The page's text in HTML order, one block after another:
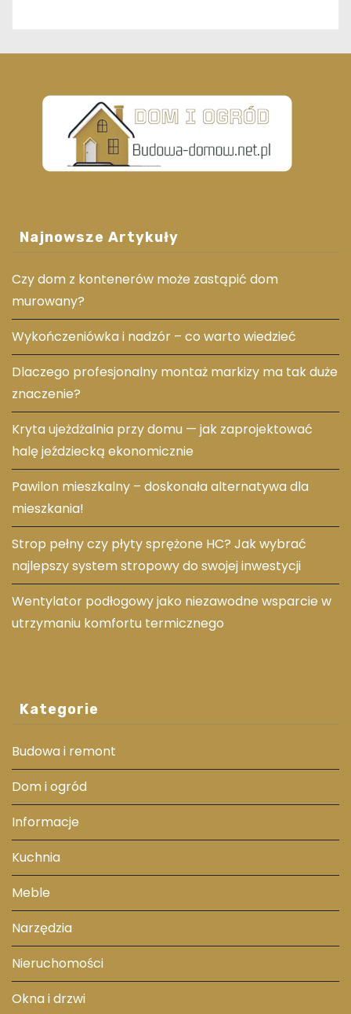
Najnowsze Artykuły
Czy dom z kontenerów może zastąpić dom
murowany?
Wykończeniówka i nadzór – co warto wiedzieć
Dlaczego profesjonalny montaż markizy ma tak duże
znaczenie?
Kryta ujeżdżalnia przy domu — jak zaprojektować
halę jeździecką ekonomicznie
Pawilon mieszkalny – doskonała alternatywa dla
mieszkania!
Strop pełny czy płyty sprężone HC? Jak wybrać
najlepszy system stropowy do swojej inwestycji
Wentylator podłogowy jako niezawodne wsparcie w
utrzymaniu komfortu termicznego
Kategorie
Budowa i remont
Dom i ogród
Informacje
Kuchnia
Meble
Narzędzia
Nieruchomości
Okna i drzwi